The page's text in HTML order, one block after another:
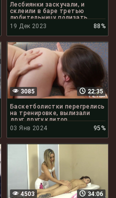
Лесбиянки заскучали, и
склеили в баре третью
любительницу полизать
клитор
19 Дек 2023 88%
22:35
3085
Баскетболистки перегрелись
на тренировке, вылизали
друг другу клитор
03 Янв 2024
95%
34:06
4503